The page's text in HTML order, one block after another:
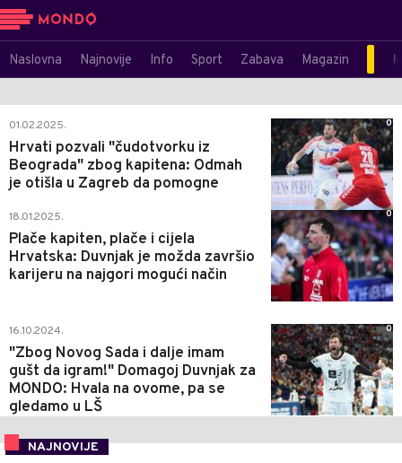
Naslovna Najnovije Info Sport Zabava Magazin
01.02.2025.
Hrvati pozvali "čudotvorku iz
Beograda" zbog kapitena: Odmah
je otišla u Zagreb da pomogne
0
18.01.2025.
Plače kapiten, plače i cijela
Hrvatska: Duvnjak je možda završio
karijeru na najgori mogući način
0
16.10.2024.
"Zbog Novog Sada i dalje imam
gušt da igram!" Domagoj Duvnjak za
MONDO: Hvala na ovome, pa se
gledamo u LŠ
0
NAJNOVIJE